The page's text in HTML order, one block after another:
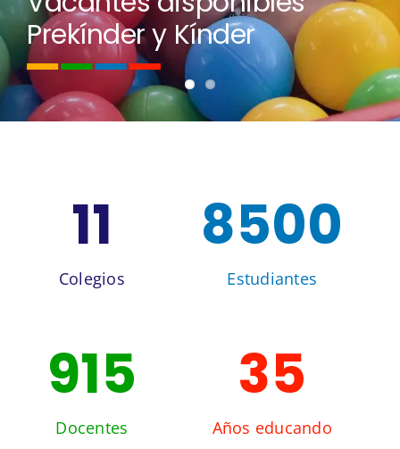
Prekínder y Kínder
11
Colegios
8500
Estudiantes
915
Docentes
35
Años educando